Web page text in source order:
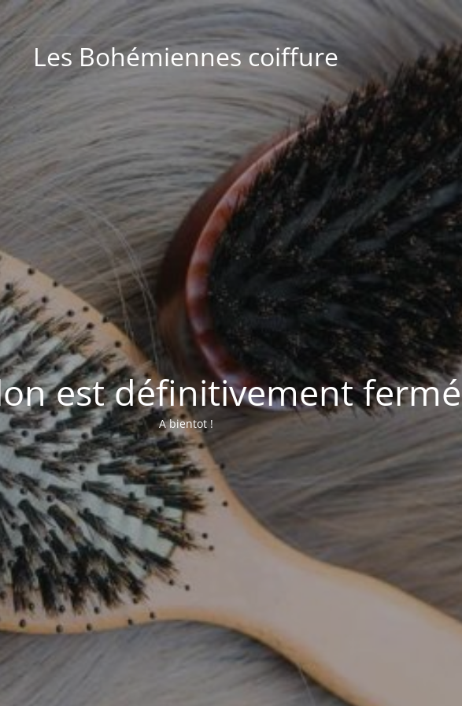
Les Bohémiennes coiffure
est définitivement fermé
A bientot !